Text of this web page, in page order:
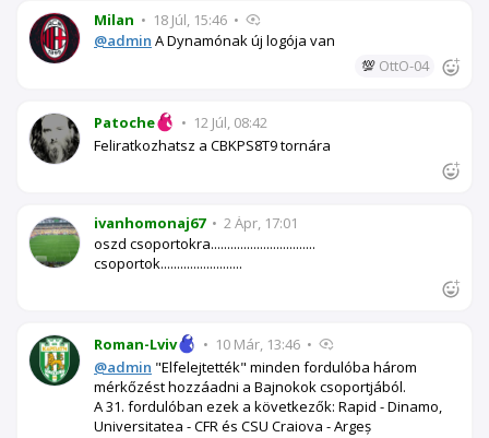
Milan • 18 Júl, 15:46 •
@admin A Dynamónak új logója van
💯 OttO-04
Patoche • 12 Júl, 08:42
Feliratkozhatsz a CBKPS8T9 tornára
ivanhomonaj67 • 2 Ápr, 17:01
oszd csoportokra................................
csoportok.........................
Roman-Lviv • 10 Már, 13:46 •
@admin "Elfelejtették" minden fordulóba három
mérkőzést hozzáadni a Bajnokok csoportjából.
A 31. fordulóban ezek a következők: Rapid - Dinamo,
Universitatea - CFR és CSU Craiova - Argeș